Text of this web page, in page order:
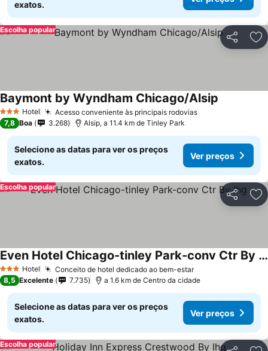
exatos.
Partilhar
Escolha popular
3 EstrelasHotel Acesso conveniente às principais rodovias
Baymont by Wyndham Chicago/Alsip
7,8 Boa 3.268 Alsip, a 11.4 km de Tinley Park
Selecione as datas para ver os preços
exatos.
Ver preços
Partilhar
Escolha popular
3 EstrelasHotel Conceito de hotel dedicado ao bem-estar
Even Hotel Chicago-tinley Park-conv Ctr By Ihg
8,5 Excelente 7.735 a 1.6 km de Centro da cidade
Selecione as datas para ver os preços
exatos.
Ver preços
Escolha popular